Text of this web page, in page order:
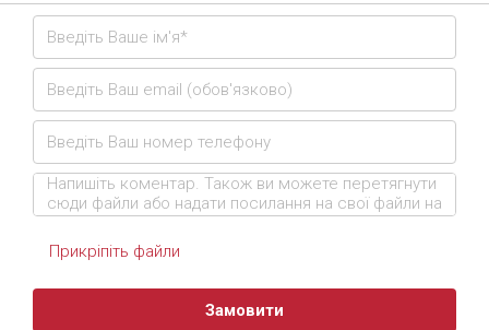
Прикріпіть файли
Замовити